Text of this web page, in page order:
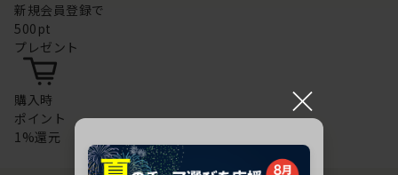
新規会員登録で
500pt
プレゼント
購入時
ポイント
1%還元
×